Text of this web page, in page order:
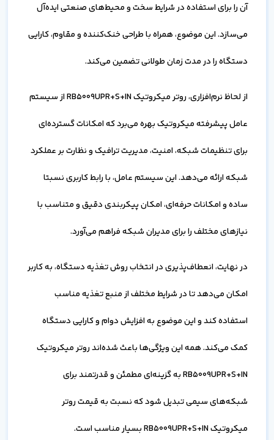
آن را برای استفاده در شرایط سخت و محیط‌های صنعتی ایده‌آل
می‌سازد. این موضوع، همراه با طراحی خنک‌کننده و مقاوم، کارایی
دستگاه را در مدت زمان طولانی تضمین می‌کند.
از لحاظ نرم‌افزاری، روتر میکروتیک RB5009UPR+S+IN از سیستم
عامل پیشرفته میکروتیک بهره می‌برد که امکانات گسترده‌ای
برای تنظیمات شبکه، امنیت، مدیریت ترافیک و نظارت بر عملکرد
شبکه ارائه می‌دهد. این سیستم عامل، با رابط کاربری نسبتا
ساده و امکانات حرفه‌ای، امکان پیکربندی دقیق و متناسب با
نیازهای مختلف را برای مدیران شبکه فراهم می‌آورد.
در نهایت، انعطاف‌پذیری در انتخاب روش تغذیه دستگاه، به کاربر
امکان می‌دهد تا در شرایط مختلف از منبع تغذیه مناسب
استفاده کند و این موضوع به افزایش دوام و کارایی دستگاه
کمک می‌کند. همه این ویژگی‌ها باعث شده‌اند روتر میکروتیک
RB5009UPR+S+IN به گزینه‌ای مطمئن و قدرتمند برای
شبکه‌های سیمی تبدیل شود که نسبت به قیمت روتر
میکروتیک RB5009UPR+S+IN بسیار مناسب است.